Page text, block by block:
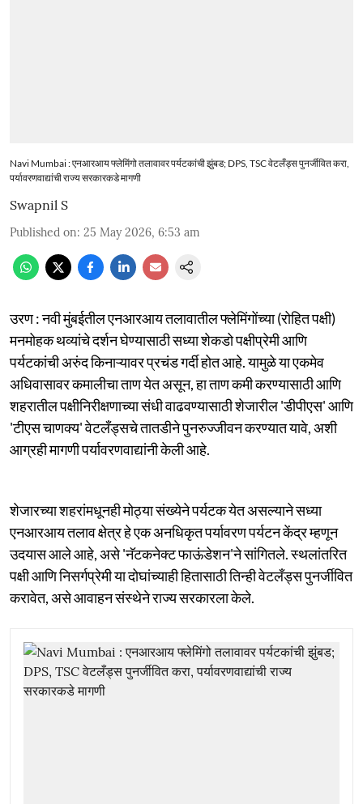
Navi Mumbai : एनआरआय फ्लेमिंगो तलावावर पर्यटकांची झुंबड; DPS, TSC वेटलँड्स पुनर्जीवित करा,
पर्यावरणवाद्यांची राज्य सरकारकडे मागणी
Swapnil S
Published on: 25 May 2026, 6:53 am
उरण : नवी मुंबईतील एनआरआय तलावातील फ्लेमिंगोंच्या (रोहित पक्षी)
मनमोहक थव्यांचे दर्शन घेण्यासाठी सध्या शेकडो पक्षीप्रेमी आणि
पर्यटकांची अरुंद किनाऱ्यावर प्रचंड गर्दी होत आहे. यामुळे या एकमेव
अधिवासावर कमालीचा ताण येत असून, हा ताण कमी करण्यासाठी आणि
शहरातील पक्षीनिरीक्षणाच्या संधी वाढवण्यासाठी शेजारील 'डीपीएस' आणि
'टीएस चाणक्य' वेटलँड्सचे तातडीने पुनरुज्जीवन करण्यात यावे, अशी
आग्रही मागणी पर्यावरणवाद्यांनी केली आहे.
शेजारच्या शहरांमधूनही मोठ्या संख्येने पर्यटक येत असल्याने सध्या
एनआरआय तलाव क्षेत्र हे एक अनधिकृत पर्यावरण पर्यटन केंद्र म्हणून
उदयास आले आहे, असे 'नॅटकनेक्ट फाऊंडेशन'ने सांगितले. स्थलांतरित
पक्षी आणि निसर्गप्रेमी या दोघांच्याही हितासाठी तिन्ही वेटलँड्स पुनर्जीवित
करावेत, असे आवाहन संस्थेने राज्य सरकारला केले.